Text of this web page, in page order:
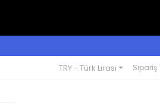
TRY - Türk Lirası Sipariş